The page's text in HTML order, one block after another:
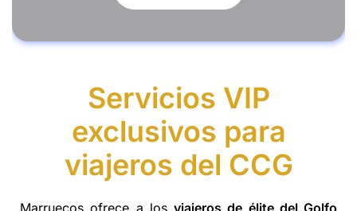
Servicios VIP
exclusivos para
viajeros del CCG